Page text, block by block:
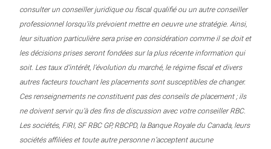
consulter un conseiller juridique ou fiscal qualifié ou un autre conseiller
professionnel lorsqu’ils prévoient mettre en oeuvre une stratégie. Ainsi,
leur situation particulière sera prise en considération comme il se doit et
les décisions prises seront fondées sur la plus récente information qui
soit. Les taux d’intérêt, l’évolution du marché, le régime fiscal et divers
autres facteurs touchant les placements sont susceptibles de changer.
Ces renseignements ne constituent pas des conseils de placement ; ils
ne doivent servir qu’à des fins de discussion avec votre conseiller RBC.
Les sociétés, FIRI, SF RBC GP, RBCPD, la Banque Royale du Canada, leurs
sociétés affiliées et toute autre personne n’acceptent aucune